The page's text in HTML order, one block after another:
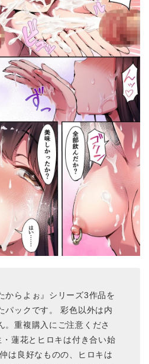
からよぉ』シリーズ3作品を
パックです。 彩色以外は内
。重複購入にご注意くださ
蓮花とヒロキは付き合い始
は良好なものの、ヒロキは